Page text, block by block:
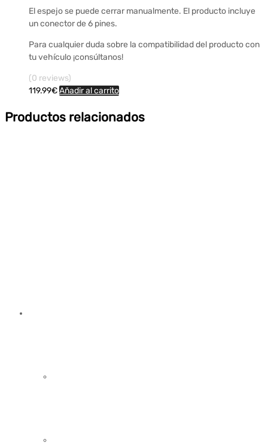
El espejo se puede cerrar manualmente. El producto incluye
un conector de 6 pines.
Para cualquier duda sobre la compatibilidad del producto con
tu vehículo ¡consúltanos!
(0 reviews)
119.99€Añadir al carrito
Productos relacionados